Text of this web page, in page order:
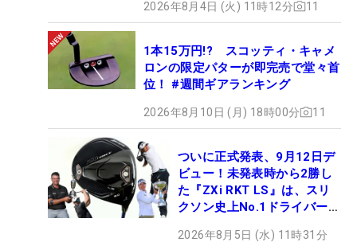
2026年8月4日 (火) 11時12分 11
1本15万円!? スコッティ・キャメ
ロンの限定パターが即完売で堂々首
位！ #週間ギアランキング
2026年8月10日 (月) 18時00分 11
ついに正式発表、9月12日デ
ビュー！未発表時から2勝し
た『ZXi RKT LS』は、スリ
クソン史上No.1ドライバー!?
2026年8月5日 (水) 11時31分